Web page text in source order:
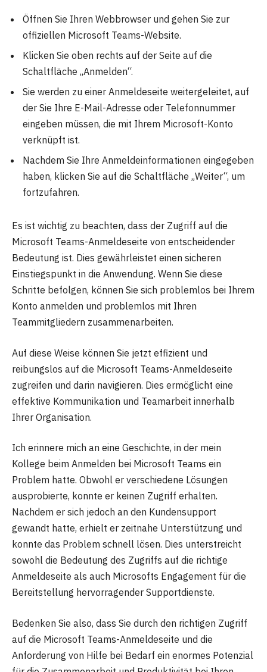
Öffnen Sie Ihren Webbrowser und gehen Sie zur
offiziellen Microsoft Teams-Website.
Klicken Sie oben rechts auf der Seite auf die
Schaltfläche „Anmelden“.
Sie werden zu einer Anmeldeseite weitergeleitet, auf
der Sie Ihre E-Mail-Adresse oder Telefonnummer
eingeben müssen, die mit Ihrem Microsoft-Konto
verknüpft ist.
Nachdem Sie Ihre Anmeldeinformationen eingegeben
haben, klicken Sie auf die Schaltfläche „Weiter“, um
fortzufahren.
Es ist wichtig zu beachten, dass der Zugriff auf die
Microsoft Teams-Anmeldeseite von entscheidender
Bedeutung ist. Dies gewährleistet einen sicheren
Einstiegspunkt in die Anwendung. Wenn Sie diese
Schritte befolgen, können Sie sich problemlos bei Ihrem
Konto anmelden und problemlos mit Ihren
Teammitgliedern zusammenarbeiten.
Auf diese Weise können Sie jetzt effizient und
reibungslos auf die Microsoft Teams-Anmeldeseite
zugreifen und darin navigieren. Dies ermöglicht eine
effektive Kommunikation und Teamarbeit innerhalb
Ihrer Organisation.
Ich erinnere mich an eine Geschichte, in der mein
Kollege beim Anmelden bei Microsoft Teams ein
Problem hatte. Obwohl er verschiedene Lösungen
ausprobierte, konnte er keinen Zugriff erhalten.
Nachdem er sich jedoch an den Kundensupport
gewandt hatte, erhielt er zeitnahe Unterstützung und
konnte das Problem schnell lösen. Dies unterstreicht
sowohl die Bedeutung des Zugriffs auf die richtige
Anmeldeseite als auch Microsofts Engagement für die
Bereitstellung hervorragender Supportdienste.
Bedenken Sie also, dass Sie durch den richtigen Zugriff
auf die Microsoft Teams-Anmeldeseite und die
Anforderung von Hilfe bei Bedarf ein enormes Potenzial